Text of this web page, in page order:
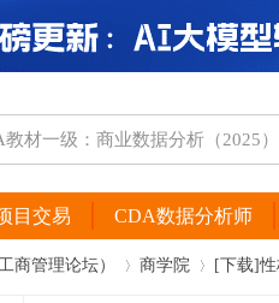
目交易 CDA数据分析师
商管理论坛） 商学院 [下载]